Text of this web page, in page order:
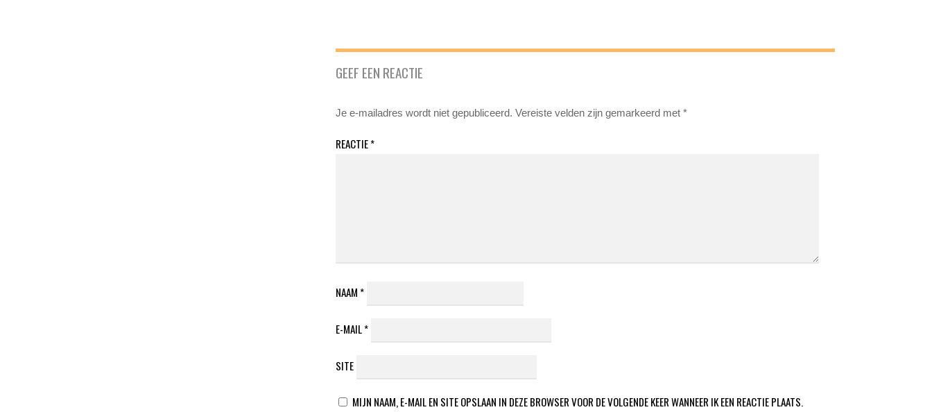
GEEF EEN REACTIE
Je e-mailadres wordt niet gepubliceerd. Vereiste velden zijn gemarkeerd met*
REACTIE*
NAAM *
E-MAIL*
SITE
MIJN NAAM, E-MAIL EN SITE OPSLAAN IN DEZE BROWSER VOOR DE VOLGENDE KEER WANNEER IK EEN REACTIE PLAATS.